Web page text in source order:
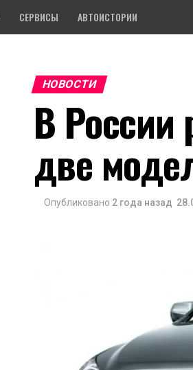
СЕРВИСЫ АВТОИСТОРИИ
НОВОСТИ
В России
две
Опубликовано 2 года назад